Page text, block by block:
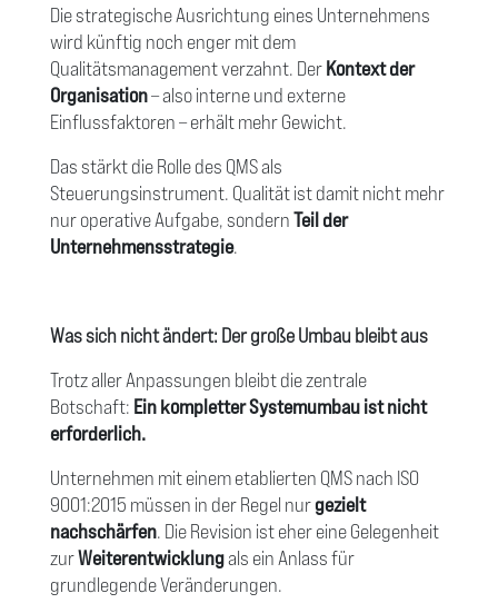
Die strategische Ausrichtung eines Unternehmens
wird künftig noch enger mit dem
Qualitätsmanagement verzahnt. DerKontext der
Organisation– also interne und externe
Einflussfaktoren – erhält mehr Gewicht.
Das stärkt die Rolle des QMS als
Steuerungsinstrument. Qualität ist damit nicht mehr
nur operative Aufgabe, sondernTeil der
Unternehmensstrategie.
Was sich nicht ändert: Der große Umbau bleibt aus
Trotz aller Anpassungen bleibt die zentrale
Botschaft: Ein kompletter Systemumbau ist nicht
erforderlich.
Unternehmen mit einem etablierten QMS nach ISO
9001:2015 müssen in der Regel nurgezielt
nachschärfen. Die Revision ist eher eine Gelegenheit
zurWeiterentwicklungals ein Anlass für
grundlegende Veränderungen.